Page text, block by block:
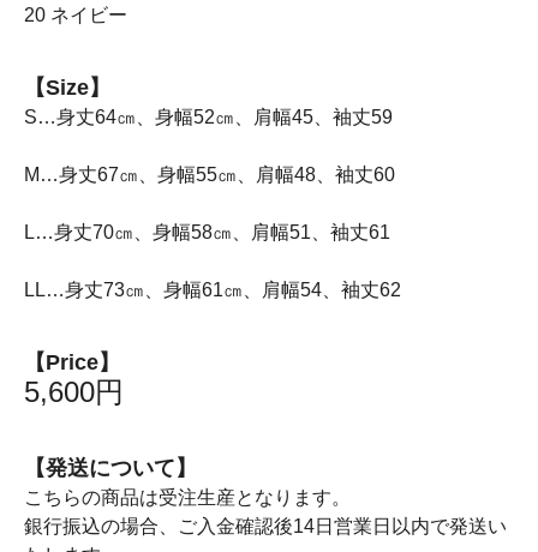
20 ネイビー
【Size】
S…身丈64㎝、身幅52㎝、肩幅45、袖丈59
M…身丈67㎝、身幅55㎝、肩幅48、袖丈60
L…身丈70㎝、身幅58㎝、肩幅51、袖丈61
LL…身丈73㎝、身幅61㎝、肩幅54、袖丈62
【Price】
5,600円
【発送について】
こちらの商品は受注生産となります。
銀行振込の場合、ご入金確認後14日営業日以内で発送い